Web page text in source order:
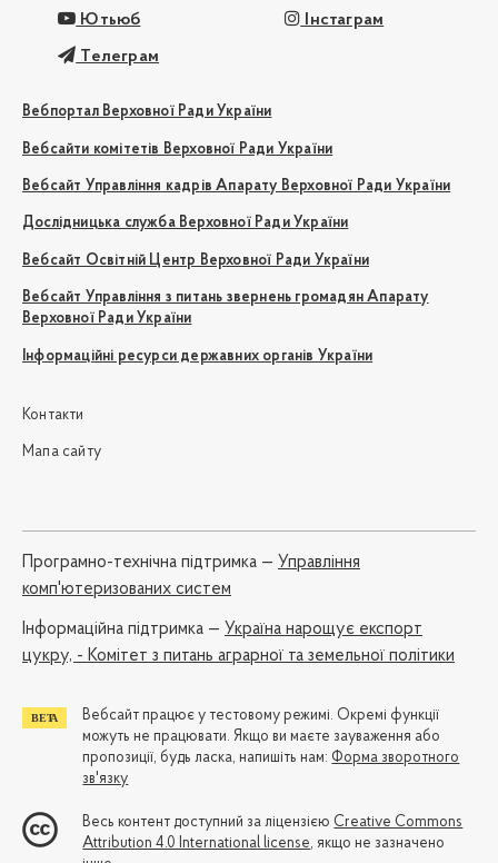
Ютьюб Інстаграм
Телеграм
Вебпортал Верховної Ради України
Вебсайти комітетів Верховної Ради України
Вебсайт Управління кадрів Апарату Верховної Ради України
Дослідницька служба Верховної Ради України
Вебсайт Освітній Центр Верховної Ради України
Вебсайт Управління з питань звернень громадян Апарату
Верховної Ради України
Інформаційні ресурси державних органів України
Контакти
Мапа сайту
Програмно-технічна підтримка — Управління
комп'ютеризованих систем
Iнформаційна підтримка — Україна нарощує експорт
цукру, - Комітет з питань аграрної та земельної політики
Вебсайт працює у тестовому режимі. Окремі функції
можуть не працювати. Якщо ви маєте зауваження або
пропозиції, будь ласка, напишіть нам: Форма зворотного
зв'язку
Весь контент доступний за ліцензією Creative Commons
Attribution 4.0 International license, якщо не зазначено